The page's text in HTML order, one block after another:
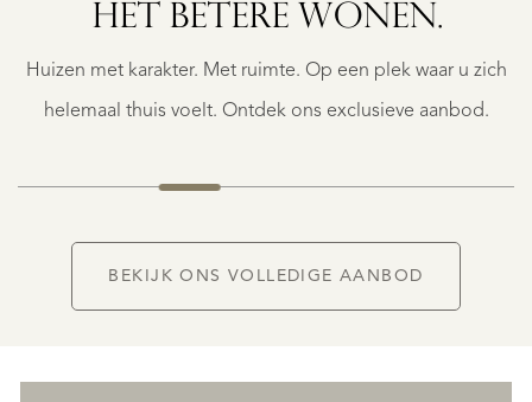
HET BETERE WONEN.
Huizen met karakter. Met ruimte. Op een plek waar u zich
helemaal thuis voelt. Ontdek ons exclusieve aanbod.
A
1.495.000
BEKIJK ONS VOLLEDIGE AANBOD